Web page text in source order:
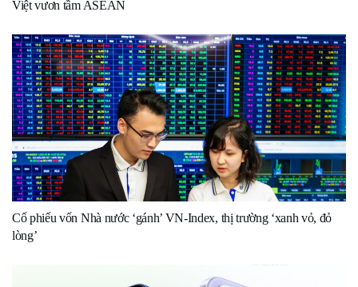
Việt vươn tầm ASEAN
Cổ phiếu vốn Nhà nước ‘gánh’ VN-Index, thị trường ‘xanh vỏ, đỏ
lòng’